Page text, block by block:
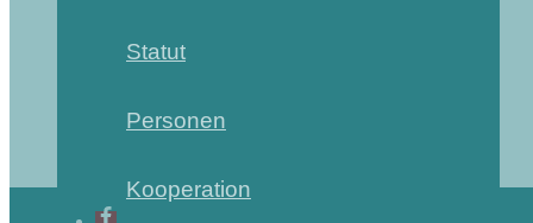
Statut
Personen
Kooperation